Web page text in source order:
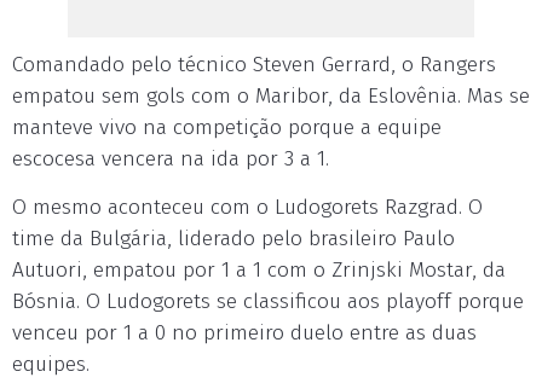
Comandado pelo técnico Steven Gerrard, o Rangers
empatou sem gols com o Maribor, da Eslovênia. Mas se
manteve vivo na competição porque a equipe
escocesa vencera na ida por 3 a 1.
O mesmo aconteceu com o Ludogorets Razgrad. O
time da Bulgária, liderado pelo brasileiro Paulo
Autuori, empatou por 1 a 1 com o Zrinjski Mostar, da
Bósnia. O Ludogorets se classificou aos playoff porque
venceu por 1 a 0 no primeiro duelo entre as duas
equipes.